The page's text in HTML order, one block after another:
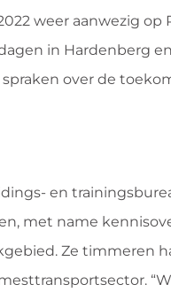
weer aanwezig
in Hardenberg
over de
en
met name
Ze timmeren